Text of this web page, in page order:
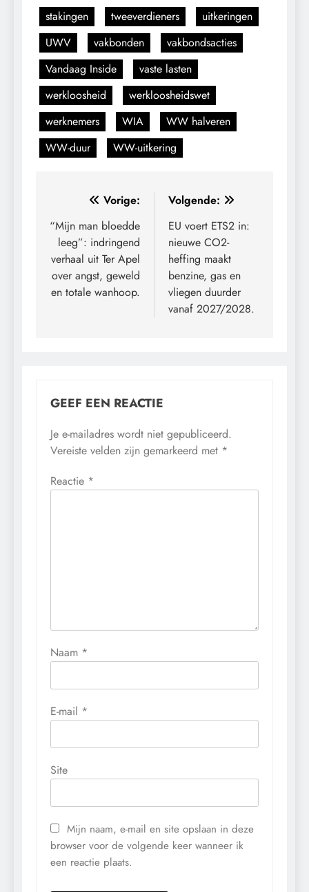
stakingen
tweeverdieners
uitkeringen
UWV
vakbonden
vakbondsacties
Vandaag Inside
vaste lasten
werkloosheid
werkloosheidswet
werknemers
WIA
WW halveren
WW-duur
WW-uitkering
Bericht
navigatie
Vorige:
“Mijn man bloedde
leeg”: indringend
verhaal uit Ter Apel
over angst, geweld
en totale wanhoop.
Volgende:
EU voert ETS2 in:
nieuwe CO2-
heffing maakt
benzine, gas en
vliegen duurder
vanaf 2027/2028.
GEEF EEN REACTIE
Je e-mailadres wordt niet gepubliceerd.
Vereiste velden zijn gemarkeerd met *
Reactie *
Naam *
E-mail *
Site
Mijn naam, e-mail en site opslaan in deze
browser voor de volgende keer wanneer ik
een reactie plaats.